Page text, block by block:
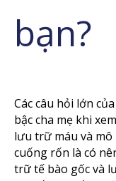
bạn?
Các câu hỏi lớn của
bậc cha mẹ khi
lưu trữ máu và mô
cuống rốn là có
trữ tế bào gốc và